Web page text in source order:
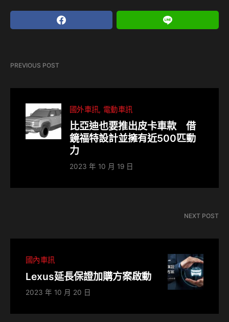
PREVIOUS POST
國外車訊 電動車訊
比亞迪也要推出皮卡車款 借
鏡福特設計並擁有近500匹動
力
2023 年 10 月 19 日
NEXT POST
國內車訊
Lexus延長保證加購方案啟動
2023 年 10 月 20 日